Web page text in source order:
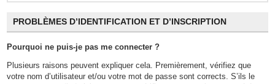
PROBLÈMES D’IDENTIFICATION ET D’INSCRIPTION
Pourquoi ne puis-je pas me connecter ?
Plusieurs raisons peuvent expliquer cela. Premièrement, vérifiez que
votre nom d’utilisateur et/ou votre mot de passe sont corrects. S’ils le